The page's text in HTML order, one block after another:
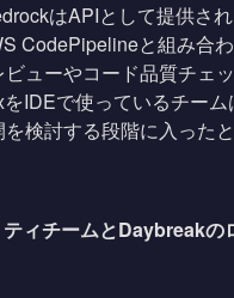
はAPIとして提供さ
CodePipelineと組み合
ューやコード品質チェ
IDEで使っているチー
検討する段階に入ったと
ィチームとDaybreakの